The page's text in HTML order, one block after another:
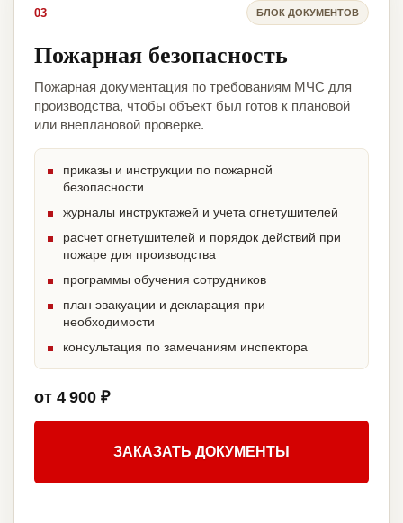
03 БЛОК ДОКУМЕНТОВ
Пожарная безопасность
Пожарная документация по требованиям МЧС для
производства, чтобы объект был готов к плановой
или внеплановой проверке.
приказы и инструкции по пожарной
безопасности
журналы инструктажей и учета огнетушителей
расчет огнетушителей и порядок действий при
пожаре для производства
программы обучения сотрудников
план эвакуации и декларация при
необходимости
консультация по замечаниям инспектора
от 4 900 ₽
ЗАКАЗАТЬ ДОКУМЕНТЫ